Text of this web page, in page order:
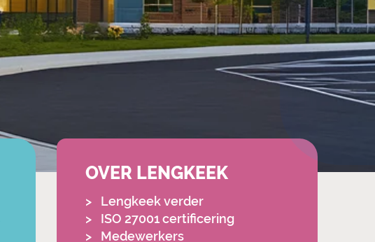
OVER LENGKEEK
Lengkeek verder
ISO 27001 certificering
Medewerkers